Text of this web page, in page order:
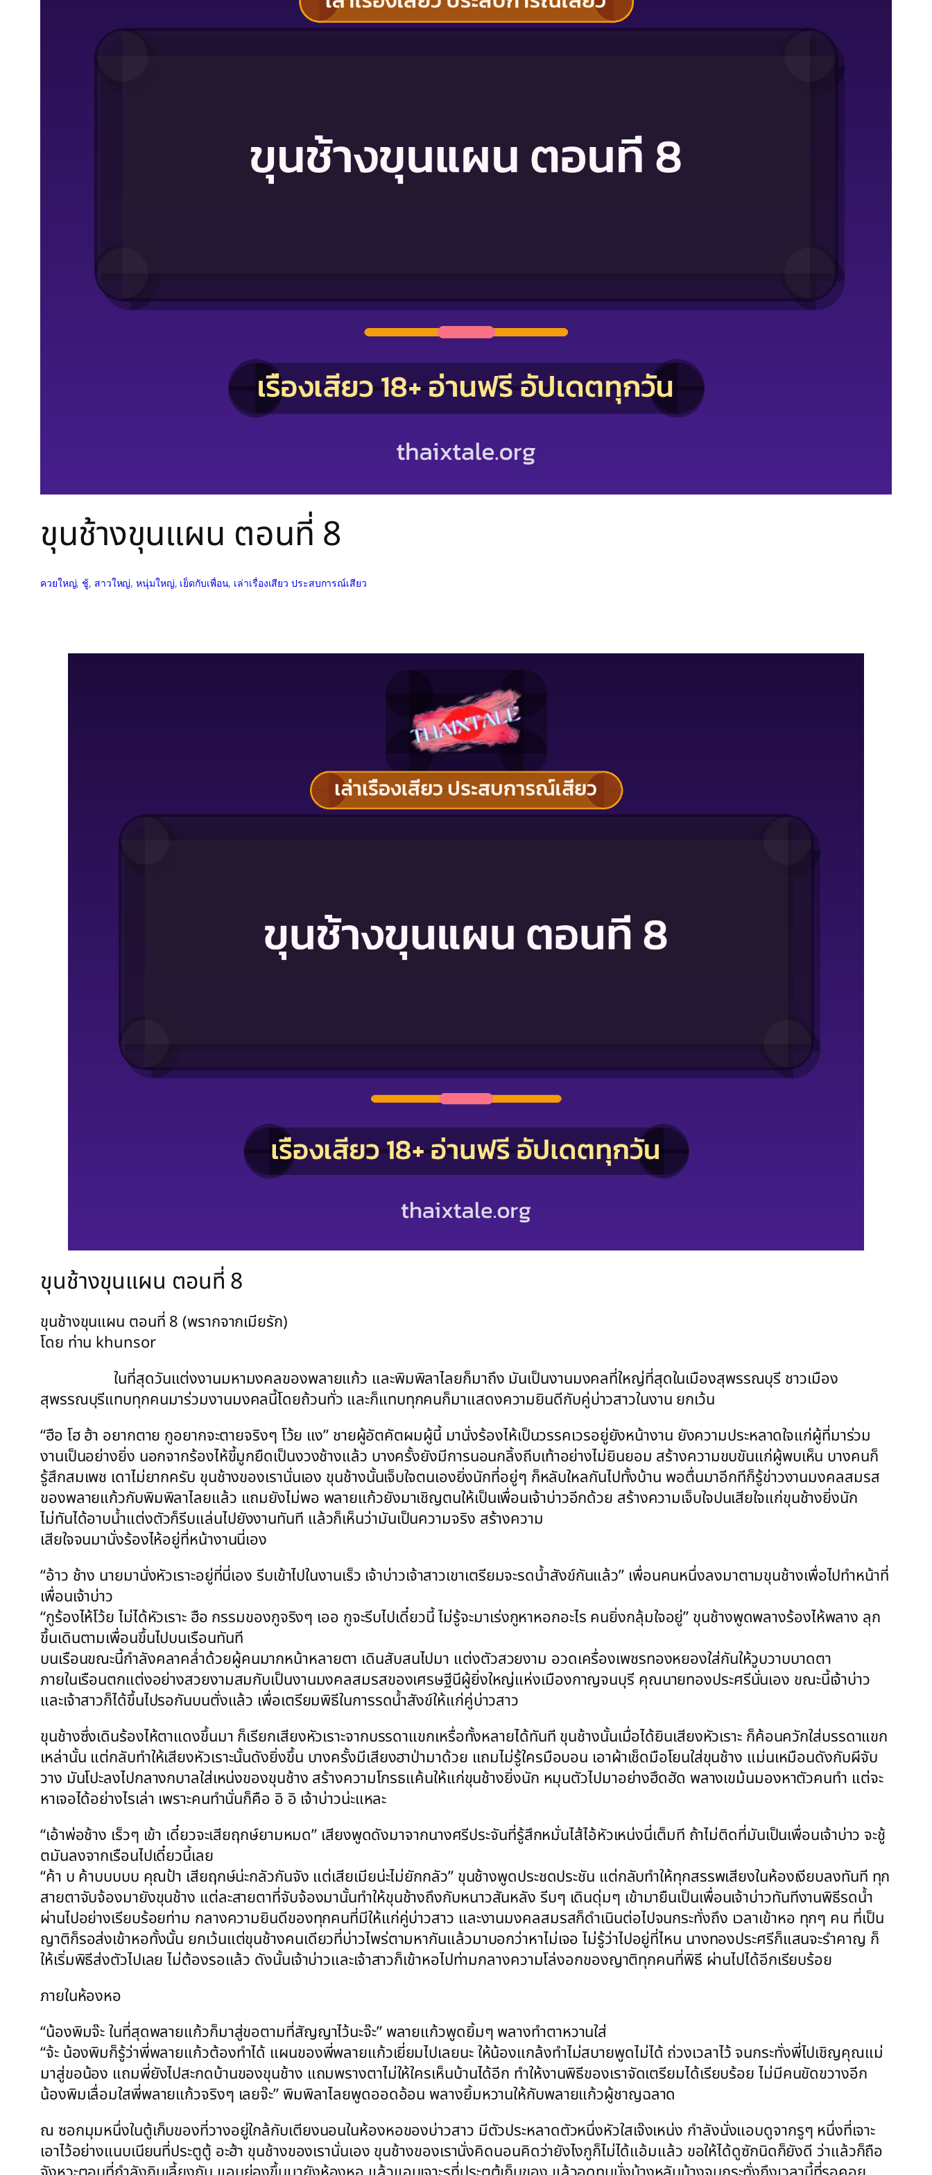
ขุนช้างขุนแผน ตอนที่ 8
ควยใหญ่, ชู้, สาวใหญ่, หนุ่มใหญ่, เย็ดกับเพื่อน, เล่าเรื่องเสียว ประสบการณ์เสียว
ขุนช้างขุนแผน ตอนที่ 8
ขุนช้างขุนแผน ตอนที่ 8 (พรากจากเมียรัก)
โดย ท่าน khunsor
ในที่สุดวันแต่งงานมหามงคลของพลายแก้ว และพิมพิลาไลยก็มาถึง มันเป็นงานมงคลที่ใหญ่ที่สุดในเมืองสุพรรณบุรี ชาวเมือง
สุพรรณบุรีแทบทุกคนมาร่วมงานมงคลนี้โดยถ้วนทั่ว และก็แทบทุกคนก็มาแสดงความยินดีกับคู่บ่าวสาวในงาน ยกเว้น
“ฮือ โฮ ฮ้า อยากตาย กูอยากจะตายจริงๆ โว้ย แง” ชายผู้อัตคัตผมผู้นี้ มานั่งร้องไห้เป็นวรรคเวรอยู่ยังหน้างาน ยังความประหลาดใจแก่ผู้ที่มาร่วม
งานเป็นอย่างยิ่ง นอกจากร้องไห้ขี้มูกยืดเป็นงวงช้างแล้ว บางครั้งยังมีการนอนกลิ้งถีบเท้าอย่างไม่ยินยอม สร้างความขบขันแก่ผู้พบเห็น บางคนก็
รู้สึกสมเพช เดาไม่ยากครับ ขุนช้างของเรานั่นเอง ขุนช้างนั้นเจ็บใจตนเองยิ่งนักที่อยู่ๆ ก็หลับใหลกันไปทั้งบ้าน พอตื่นมาอีกทีก็รู้ข่าวงานมงคลสมรส
ของพลายแก้วกับพิมพิลาไลยแล้ว แถมยังไม่พอ พลายแก้วยังมาเชิญตนให้เป็นเพื่อนเจ้าบ่าวอีกด้วย สร้างความเจ็บใจปนเสียใจแก่ขุนช้างยิ่งนัก
ไม่ทันได้อาบน้ำแต่งตัวก็รีบแล่นไปยังงานทันที แล้วก็เห็นว่ามันเป็นความจริง สร้างความ
เสียใจจนมานั่งร้องไห้อยู่ที่หน้างานนี่เอง
“อ้าว ช้าง นายมานั่งหัวเราะอยู่ที่นี่เอง รีบเข้าไปในงานเร็ว เจ้าบ่าวเจ้าสาวเขาเตรียมจะรดน้ำสังข์กันแล้ว” เพื่อนคนหนึ่งลงมาตามขุนช้างเพื่อไปทำหน้าที่
เพื่อนเจ้าบ่าว
“กูร้องไห้โว้ย ไม่ได้หัวเราะ ฮือ กรรมของกูจริงๆ เออ กูจะรีบไปเดี๋ยวนี้ ไม่รู้จะมาเร่งกูหาหอกอะไร คนยิ่งกลุ้มใจอยู่” ขุนช้างพูดพลางร้องไห้พลาง ลุก
ขึ้นเดินตามเพื่อนขึ้นไปบนเรือนทันที
บนเรือนขณะนี้กำลังคลาคล่ำด้วยผู้คนมากหน้าหลายตา เดินสับสนไปมา แต่งตัวสวยงาม อวดเครื่องเพชรทองหยองใส่กันให้วูบวาบบาดตา
ภายในเรือนตกแต่งอย่างสวยงามสมกับเป็นงานมงคลสมรสของเศรษฐีนีผู้ยิ่งใหญ่แห่งเมืองกาญจนบุรี คุณนายทองประศรีนั่นเอง ขณะนี้เจ้าบ่าว
และเจ้าสาวก็ได้ขึ้นไปรอกันบนตั่งแล้ว เพื่อเตรียมพิธีในการรดน้ำสังข์ให้แก่คู่บ่าวสาว
ขุนช้างซึ่งเดินร้องไห้ตาแดงขึ้นมา ก็เรียกเสียงหัวเราะจากบรรดาแขกเหรื่อทั้งหลายได้ทันที ขุนช้างนั้นเมื่อได้ยินเสียงหัวเราะ ก็ค้อนควักใส่บรรดาแขก
เหล่านั้น แต่กลับทำให้เสียงหัวเราะนั้นดังยิ่งขึ้น บางครั้งมีเสียงฮาป่ามาด้วย แถมไม่รู้ใครมือบอน เอาผ้าเช็ดมือโยนใส่ขุนช้าง แม่นเหมือนดังกับผีจับ
วาง มันโปะลงไปกลางกบาลใส่เหน่งของขุนช้าง สร้างความโกรธแค้นให้แก่ขุนช้างยิ่งนัก หมุนตัวไปมาอย่างฮึดฮัด พลางเขม้นมองหาตัวคนทำ แต่จะ
หาเจอได้อย่างไรเล่า เพราะคนทำนั่นก็คือ อิ อิ เจ้าบ่าวน่ะแหละ
“เอ้าพ่อช้าง เร็วๆ เข้า เดี๋ยวจะเสียฤกษ์ยามหมด” เสียงพูดดังมาจากนางศรีประจันที่รู้สึกหมั่นไส้ไอ้หัวเหน่งนี่เต็มที ถ้าไม่ติดที่มันเป็นเพื่อนเจ้าบ่าว จะชู้
ตมันลงจากเรือนไปเดี๋ยวนี้เลย
“ค้า บ ค้าบบบบบ คุณป้า เสียฤกษ์น่ะกลัวกันจัง แต่เสียเมียน่ะไม่ยักกลัว” ขุนช้างพูดประชดประชัน แต่กลับทำให้ทุกสรรพเสียงในห้องเงียบลงทันที ทุก
สายตาจับจ้องมายังขุนช้าง แต่ละสายตาที่จับจ้องมานั้นทำให้ขุนช้างถึงกับหนาวสันหลัง รีบๆ เดินดุ่มๆ เข้ามายืนเป็นเพื่อนเจ้าบ่าวทันทีงานพิธีรดน้ำ
ผ่านไปอย่างเรียบร้อยท่าม กลางความยินดีของทุกคนที่มีให้แก่คู่บ่าวสาว และงานมงคลสมรสก็ดำเนินต่อไปจนกระทั่งถึง เวลาเข้าหอ ทุกๆ คน ที่เป็น
ญาติก็รอส่งเข้าหอทั้งนั้น ยกเว้นแต่ขุนช้างคนเดียวที่บ่าวไพร่ตามหากันแล้วมาบอกว่าหาไม่เจอ ไม่รู้ว่าไปอยู่ที่ไหน นางทองประศรีก็แสนจะรำคาญ ก็
ให้เริ่มพิธีส่งตัวไปเลย ไม่ต้องรอแล้ว ดังนั้นเจ้าบ่าวและเจ้าสาวก็เข้าหอไปท่ามกลางความโล่งอกของญาติทุกคนที่พิธี ผ่านไปได้อีกเรียบร้อย
ภายในห้องหอ
“น้องพิมจ๊ะ ในที่สุดพลายแก้วก็มาสู่ขอตามที่สัญญาไว้นะจ๊ะ” พลายแก้วพูดยิ้มๆ พลางทำตาหวานใส่
“จ้ะ น้องพิมก็รู้ว่าพี่พลายแก้วต้องทำได้ แผนของพี่พลายแก้วเยี่ยมไปเลยนะ ให้น้องแกล้งทำไม่สบายพูดไม่ได้ ถ่วงเวลาไว้ จนกระทั่งพี่ไปเชิญคุณแม่
มาสู่ขอน้อง แถมพี่ยังไปสะกดบ้านของขุนช้าง แถมพรางตาไม่ให้ใครเห็นบ้านได้อีก ทำให้งานพิธีของเราจัดเตรียมได้เรียบร้อย ไม่มีคนขัดขวางอีก
น้องพิมเลื่อมใสพี่พลายแก้วจริงๆ เลยจ๊ะ” พิมพิลาไลยพูดออดอ้อน พลางยิ้มหวานให้กับพลายแก้วผู้ชาญฉลาด
ณ ซอกมุมหนึ่งในตู้เก็บของที่วางอยู่ใกล้กับเตียงนอนในห้องหอของบ่าวสาว มีตัวประหลาดตัวหนึ่งหัวใสเจ๊งเหน่ง กำลังนั่งแอบดูจากรูๆ หนึ่งที่เจาะ
เอาไว้อย่างแนบเนียนที่ประตูตู้ อะฮ้า ขุนช้างของเรานั่นเอง ขุนช้างของเรานั่งคิดนอนคิดว่ายังไงกูก็ไม่ได้แอ้มแล้ว ขอให้ได้ดูซักนิดก็ยังดี ว่าแล้วก็ถือ